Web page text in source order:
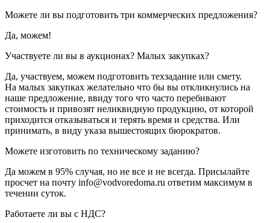
Можете ли вы подготовить три коммерческих предложения?
Да, можем!
Участвуете ли вы в аукционах? Малых закупках?
Да, участвуем, можем подготовить техзадание или смету.
На малых закупках желательно что бы вы откликнулись на
наше предложение, ввиду того что часто перебивают
стоимость и привозят неликвидную продукцию, от которой
приходится отказываться и терять время и средства. Или
принимать, в виду указа вышестоящих бюрократов.
Можете изготовить по техническому заданию?
Да можем в 95% случая, но не все и не всегда. Присылайте
просчет на почту info@vodvoredoma.ru ответим максимум в
течении суток.
Работаете ли вы с НДС?